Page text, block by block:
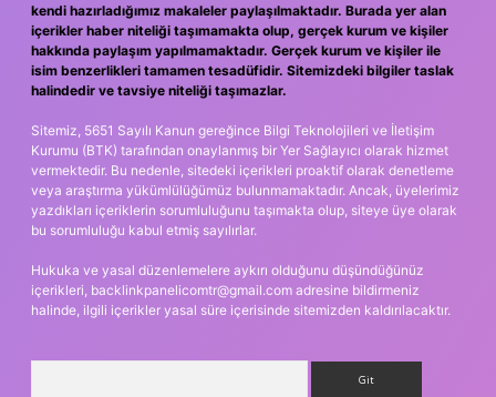
kendi hazırladığımız makaleler paylaşılmaktadır. Burada yer alan
içerikler haber niteliği taşımamakta olup, gerçek kurum ve kişiler
hakkında paylaşım yapılmamaktadır. Gerçek kurum ve kişiler ile
isim benzerlikleri tamamen tesadüfidir. Sitemizdeki bilgiler taslak
halindedir ve tavsiye niteliği taşımazlar.
Sitemiz, 5651 Sayılı Kanun gereğince Bilgi Teknolojileri ve İletişim
Kurumu (BTK) tarafından onaylanmış bir Yer Sağlayıcı olarak hizmet
vermektedir. Bu nedenle, sitedeki içerikleri proaktif olarak denetleme
veya araştırma yükümlülüğümüz bulunmamaktadır. Ancak, üyelerimiz
yazdıkları içeriklerin sorumluluğunu taşımakta olup, siteye üye olarak
bu sorumluluğu kabul etmiş sayılırlar.
Hukuka ve yasal düzenlemelere aykırı olduğunu düşündüğünüz
içerikleri, backlinkpanelicomtr@gmail.com adresine bildirmeniz
halinde, ilgili içerikler yasal süre içerisinde sitemizden kaldırılacaktır.